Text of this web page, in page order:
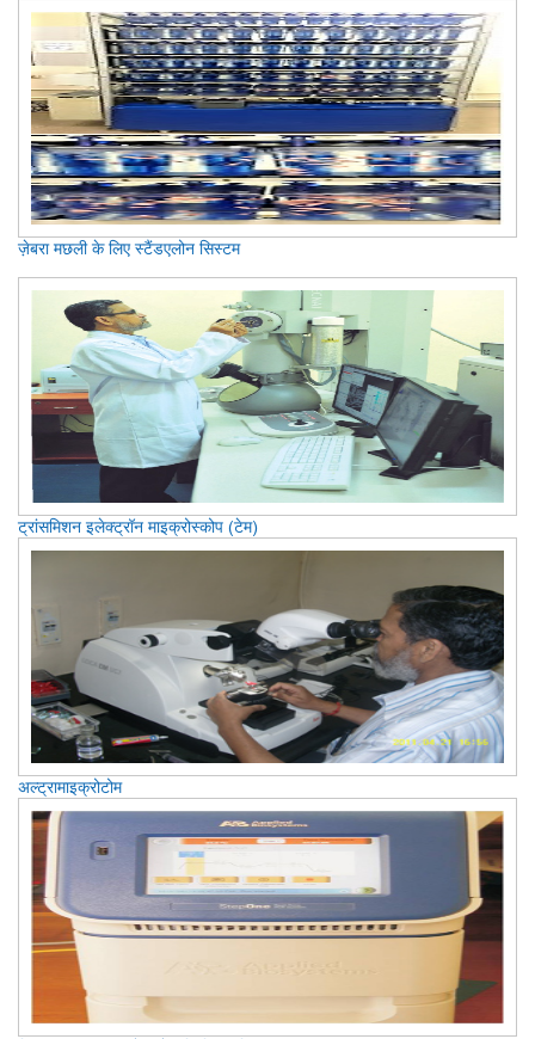
ज़ेबरा मछली के लिए स्टैंडएलोन सिस्टम
ट्रांसमिशन इलेक्ट्रॉन माइक्रोस्कोप (टेम)
अल्ट्रामाइक्रोटोम